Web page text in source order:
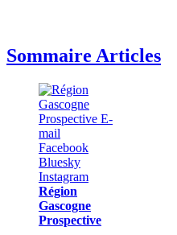
Sommaire Articles
Région
Gascogne
Prospective